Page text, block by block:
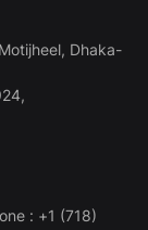
Dhaka-
: +1 (718)